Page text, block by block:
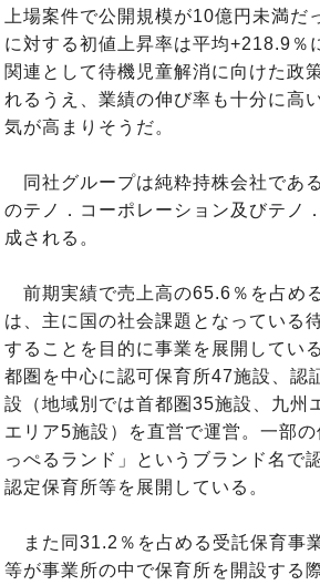
上場案件で公開規模が10億円未満だ
に対する初値上昇率は平均+218.9％
関連として待機児童解消に向けた政
れるうえ、業績の伸び率も十分に高
気が高まりそうだ。
同社グループは純粋持株会社であ
のテノ．コーポレーション及びテノ
成される。
前期実績で売上高の65.6％を占め
は、主に国の社会課題となっている
することを目的に事業を展開してい
都圏を中心に認可保育所47施設、認
設（地域別では首都圏35施設、九州
エリア5施設）を直営で運営。一部
っぺるランド」というブランド名で
認定保育所等を展開している。
また同31.2％を占める受託保育事
等が事業所の中で保育所を開設する